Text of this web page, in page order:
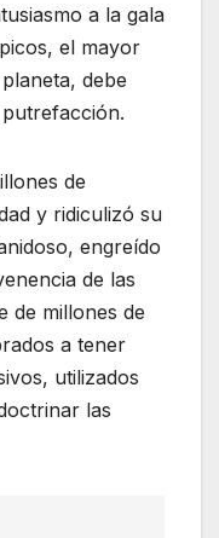
a la gala
el mayor
debe
de
y ridiculizó su
engreído
de las
de millones de
a tener
utilizados
las